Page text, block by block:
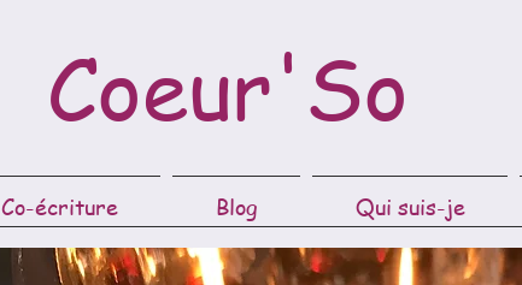
Coeur'So
Co-écriture Blog Qui suis-je